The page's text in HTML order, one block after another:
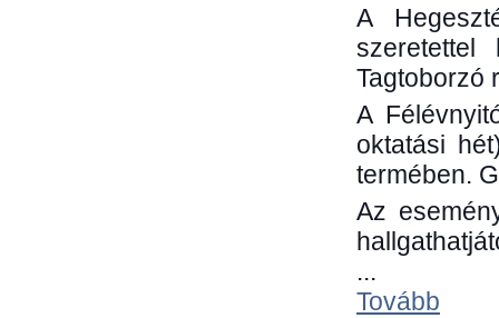
A
Tagtoborzó
A
oktatási
termében.
Az
...
Tovább